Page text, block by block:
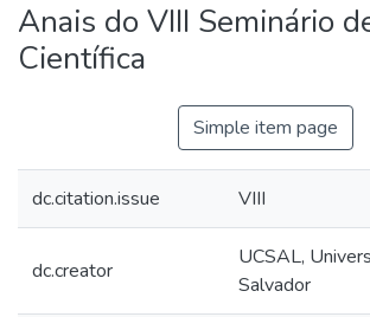
Anais do VIII Seminário
Científica
Simple item page
dc.citation.issue VIII
dc.creator
UCSAL,
Salvador